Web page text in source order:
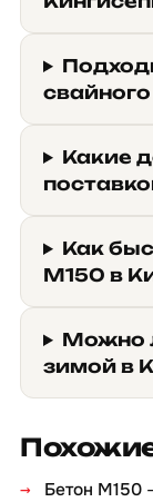
Какие
Как
М150 в
Можно
зимой в
Бетон М150